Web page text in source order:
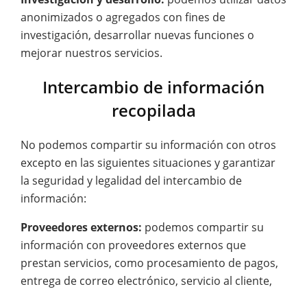
anonimizados o agregados con fines de
investigación, desarrollar nuevas funciones o
mejorar nuestros servicios.
Intercambio de información
recopilada
No podemos compartir su información con otros
excepto en las siguientes situaciones y garantizar
la seguridad y legalidad del intercambio de
información:
Proveedores externos: podemos compartir su
información con proveedores externos que
prestan servicios, como procesamiento de pagos,
entrega de correo electrónico, servicio al cliente,